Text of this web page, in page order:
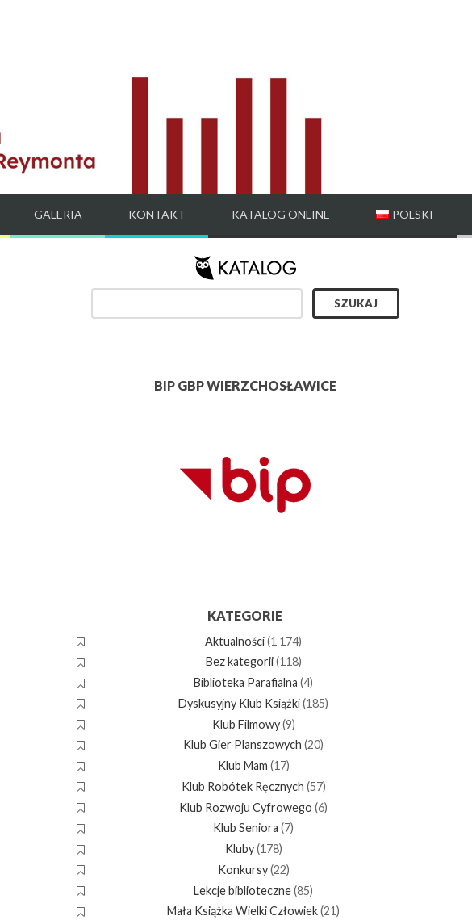
GALERIA KONTAKT KATALOG ONLINE POLSKI
BIP GBP WIERZCHOSŁAWICE
KATEGORIE
Aktualności(1 174)
Bez kategorii(118)
Biblioteka Parafialna (4)
Dyskusyjny Klub Książki(185)
Klub Filmowy(9)
Klub Gier Planszowych (20)
Klub Mam (17)
Klub Robótek Ręcznych (57)
Klub Rozwoju Cyfrowego (6)
Klub Seniora (7)
Kluby(178)
Konkursy(22)
Lekcje biblioteczne(85)
Mała Książka Wielki Człowiek(21)